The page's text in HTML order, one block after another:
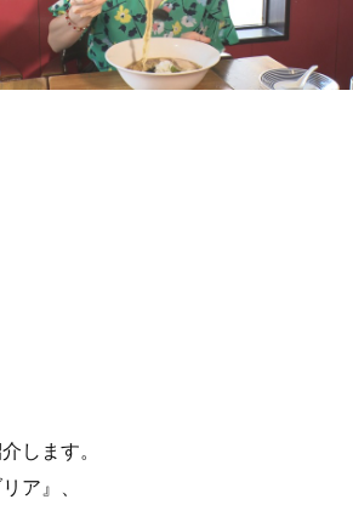
します。
ア』、